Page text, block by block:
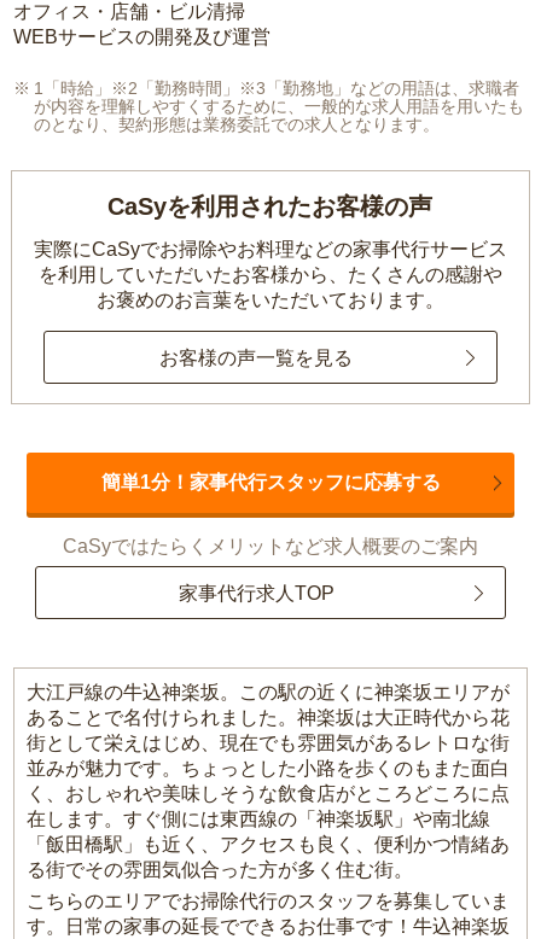
オフィス・店舗・ビル清掃
WEBサービスの開発及び運営
1「時給」※2「勤務時間」※3「勤務地」などの用語は、求職者
が内容を理解しやすくするために、一般的な求人用語を用いたも
のとなり、契約形態は業務委託での求人となります。
CaSyを利用されたお客様の声
実際にCaSyでお掃除やお料理などの家事代行サービス
を利用していただいたお客様から、 たくさんの感謝や
お褒めのお言葉をいただいております。
お客様の声一覧を見る
簡単1分！家事代行スタッフに応募する
CaSyではたらくメリットなど求人概要のご案内
家事代行求人TOP
大江戸線の牛込神楽坂。この駅の近くに神楽坂エリアが
あることで名付けられました。神楽坂は大正時代から花
街として栄えはじめ、現在でも雰囲気があるレトロな街
並みが魅力です。ちょっとした小路を歩くのもまた面白
く、おしゃれや美味しそうな飲食店がところどころに点
在します。すぐ側には東西線の「神楽坂駅」や南北線
「飯田橋駅」も近く、アクセスも良く、便利かつ情緒あ
る街でその雰囲気似合った方が多く住む街。
こちらのエリアでお掃除代行のスタッフを募集していま
す。日常の家事の延長でできるお仕事です！牛込神楽坂